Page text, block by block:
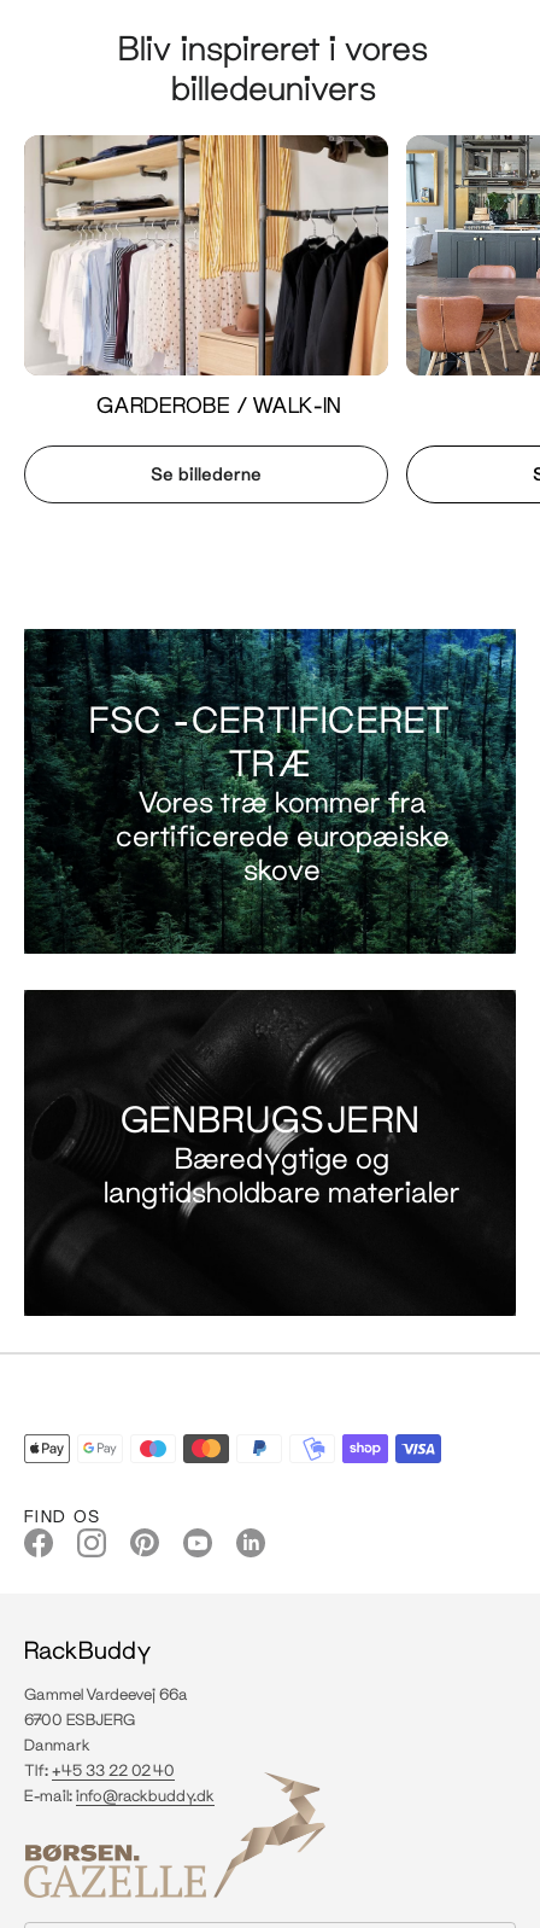
Bliv inspireret i vores
billedeunivers
GARDEROBE / WALK-IN
Se billederne
FSC -CERTIFICERET
TRÆ
Vores træ kommer fra
certificerede europæiske
skove
GENBRUGSJERN
Bæredygtige og
langtidsholdbare materialer
FIND OS
RackBuddy
Gammel Vardeevej 66a
6700 ESBJERG
Danmark
Tlf:+45 33 22 02 40
E-mail:info@rackbuddy.dk